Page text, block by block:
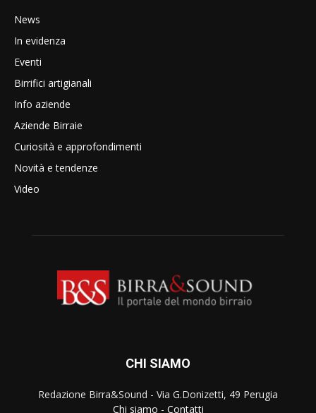
News
In evidenza
Eventi
Birrifici artigianali
Info aziende
Aziende Birraie
Curiosità e approfondimenti
Novità e tendenze
Video
CHI SIAMO
Redazione Birra&Sound - Via G.Donizetti, 49 Perugia
Chi siamo - Contatti